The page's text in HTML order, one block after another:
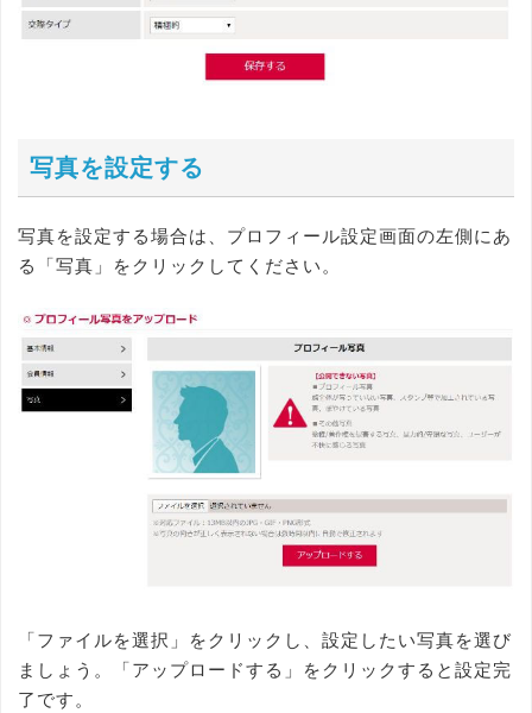
写真を設定する
写真を設定する場合は、プロフィール設定画面の左側にあ
る「写真」をクリックしてください。
「ファイルを選択」をクリックし、設定したい写真を選び
ましょう。「アップロードする」をクリックすると設定完
了です。